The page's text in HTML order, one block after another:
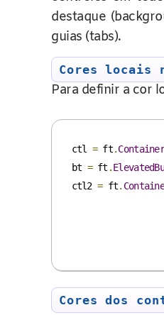
destaque
guias (tabs).
Cores locais
Para definir a cor
ctl = ft.
bt = ft .
ctl2 = ft.
Cores dos